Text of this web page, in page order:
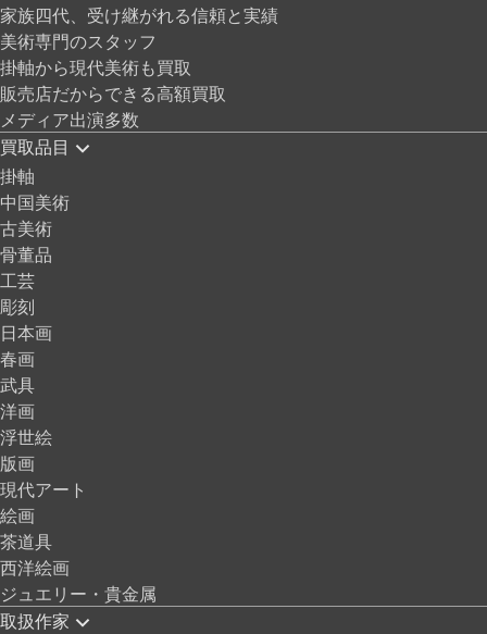
家族四代、受け継がれる信頼と実績
美術専門のスタッフ
掛軸から現代美術も買取
販売店だからできる高額買取
メディア出演多数
買取品目
掛軸
中国美術
古美術
骨董品
工芸
彫刻
日本画
春画
武具
洋画
浮世絵
版画
現代アート
絵画
茶道具
西洋絵画
ジュエリー・貴金属
取扱作家